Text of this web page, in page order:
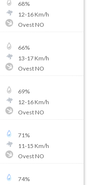
68%
12-16Km/h
Ovest NO
66%
13-17Km/h
Ovest NO
69%
12-16Km/h
Ovest NO
71%
11-15 Km/h
Ovest NO
74%